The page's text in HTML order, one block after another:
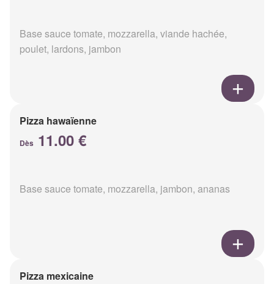
Base sauce tomate, mozzarella, viande hachée,
poulet, lardons, jambon
Pizza hawaïenne
Dès 11.00 €
Base sauce tomate, mozzarella, jambon, ananas
Pizza mexicaine